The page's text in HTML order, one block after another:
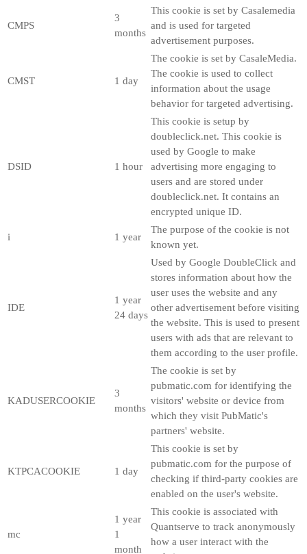
CMPS
3
months
This cookie is set by Casalemedia
and is used for targeted
advertisement purposes.
CMST 1 day
The cookie is set by CasaleMedia.
The cookie is used to collect
information about the usage
behavior for targeted advertising.
DSID 1 hour
This cookie is setup by
doubleclick.net. This cookie is
used by Google to make
advertising more engaging to
users and are stored under
doubleclick.net. It contains an
encrypted unique ID.
i 1 year
The purpose of the cookie is not
known yet.
IDE
1 year
24 days
Used by Google DoubleClick and
stores information about how the
user uses the website and any
other advertisement before visiting
the website. This is used to present
users with ads that are relevant to
them according to the user profile.
KADUSERCOOKIE
3
months
The cookie is set by
pubmatic.com for identifying the
visitors' website or device from
which they visit PubMatic's
partners' website.
KTPCACOOKIE 1 day
This cookie is set by
pubmatic.com for the purpose of
checking if third-party cookies are
enabled on the user's website.
mc
1 year
1
month
This cookie is associated with
Quantserve to track anonymously
how a user interact with the